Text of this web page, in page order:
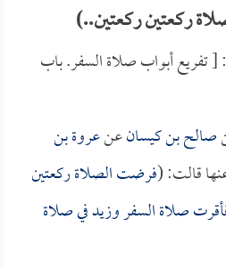
ركعتين ركعتين..)
[ تفريع أبواب صلاة السفر. باب
صالح بن كيسانعنعروة بن
قالت: (فرضت الصلاة ركعتين
صلاة السفر وزيد في صلاة